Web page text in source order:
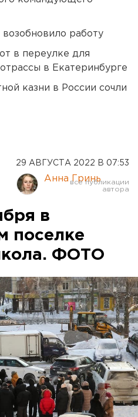
работу
в переулке для
в Екатеринбурге
казни в России сочли
29 АВГУСТА 2022 В 07:53
Анна Гринь
в
поселке
ФОТО